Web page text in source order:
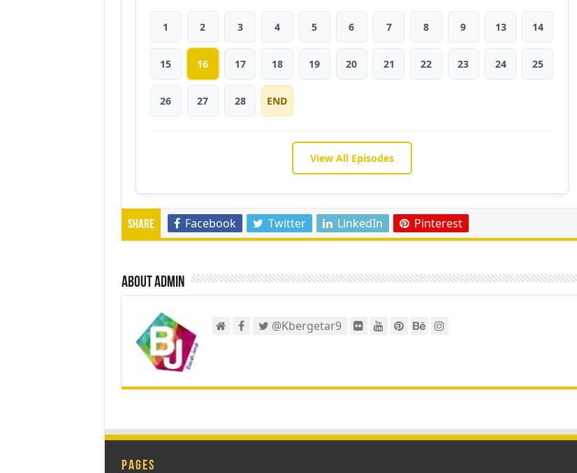
1 2 3 4 5 6 7 8 9 13 14
15 16 17 18 19 20 21 22 23 24 25
26 27 28 END
View All Episodes
Share Facebook Twitter LinkedIn Pinterest
About admin
@Kbergetar9
Pages